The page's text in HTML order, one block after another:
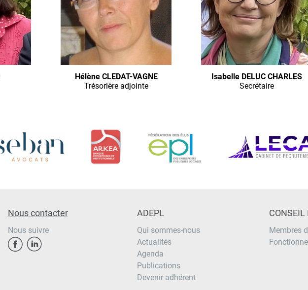
Hélène CLEDAT-VAGNE
Trésorière adjointe
Isabelle DELUC CHARLES
Secrétaire
Nous contacter
Nous suivre
ADEPL
Qui sommes-nous
Actualités
Agenda
Publications
Devenir adhérent
Membres